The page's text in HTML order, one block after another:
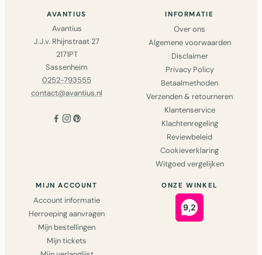
AVANTIUS
Avantius
J.J.v. Rhijnstraat 27
2171PT
Sassenheim
0252-793555
contact@avantius.nl
INFORMATIE
Over ons
Algemene voorwaarden
Disclaimer
Privacy Policy
Betaalmethoden
Verzenden & retourneren
Klantenservice
Klachtenregeling
Reviewbeleid
Cookieverklaring
Witgoed vergelijken
MIJN ACCOUNT
Account informatie
Herroeping aanvragen
Mijn bestellingen
Mijn tickets
ONZE WINKEL